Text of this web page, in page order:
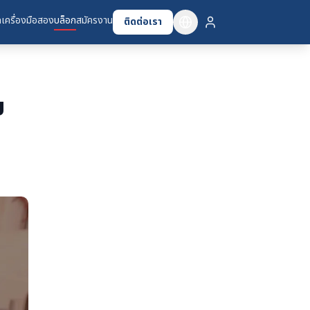
ครื่องมือสองบล็อกสมัครงาน ติดต่อเรา